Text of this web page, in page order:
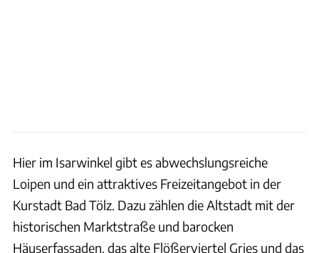
Hier im Isarwinkel gibt es abwechslungsreiche
Loipen und ein attraktives Freizeitangebot in der
Kurstadt Bad Tölz. Dazu zählen die Altstadt mit der
historischen Marktstraße und barocken
Häuserfassaden, das alte Flößerviertel Gries und das